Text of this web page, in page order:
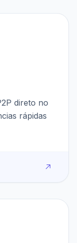
direto no
rápidas